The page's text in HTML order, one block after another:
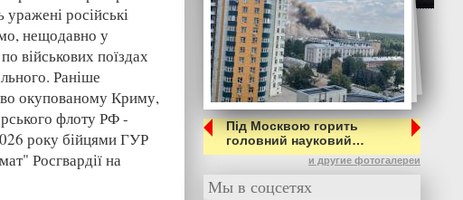
уражені російські
нещодавно у
військових поїздах
Раніше
окупованому Криму,
флоту РФ -
року бійцями ГУР
Росгвардії на
Під Москвою горить
головний науковий…
и другие фотогалереи
Мы в соцсетях